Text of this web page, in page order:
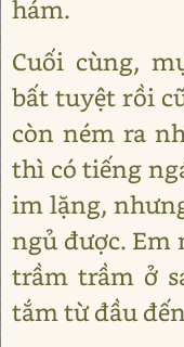
hám.
Cuối cùng,
bất tuyệt rồi
còn ném ra
thì có tiếng
im lặng,
ngủ được. Em
trầm trầm ở
tắm từ đầu